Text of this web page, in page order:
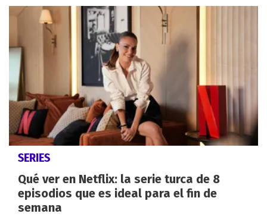
SERIES
Qué ver en Netflix: la serie turca de 8
episodios que es ideal para el fin de
semana